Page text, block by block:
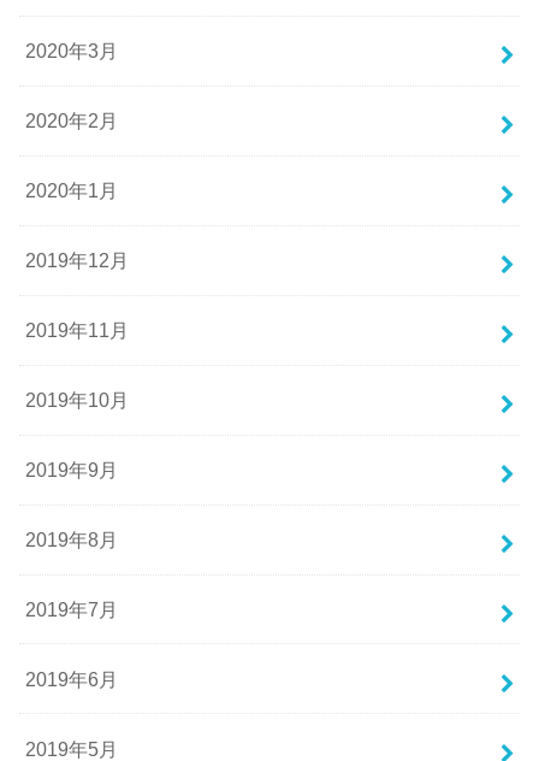
2020年3月
2020年2月
2020年1月
2019年12月
2019年11月
2019年10月
2019年9月
2019年8月
2019年7月
2019年6月
2019年5月